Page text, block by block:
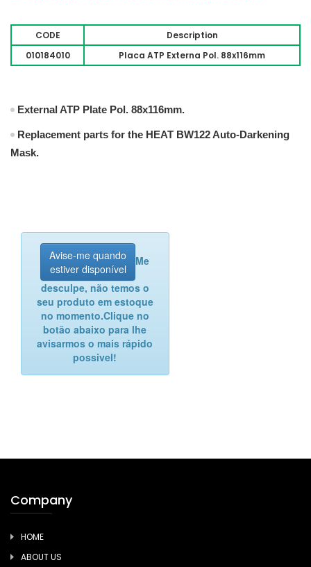
CODE
Description
010184010
Placa ATP Externa Pol. 88x116mm
External ATP Plate Pol. 88x116mm.
Replacement parts for the HEAT BW122 Auto-Darkening
Mask.
Avise-me quando
estiver disponível
Me
desculpe, não temos o
seu produto em estoque
no momento.Clique no
botão abaixo para lhe
avisarmos o mais rápido
possivel!
Company
HOME
ABOUT US